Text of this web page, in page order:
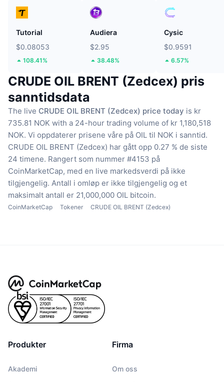
Tutorial
$0.08053
108.41%
Audiera
$2.95
38.48%
Cysic
$0.9591
6.57%
CRUDE OIL BRENT (Zedcex) pris
sanntidsdata
The live CRUDE OIL BRENT (Zedcex) price today is kr
735.81 NOK with a 24-hour trading volume of kr 1,180,518
NOK. Vi oppdaterer prisene våre på OIL til NOK i sanntid.
CRUDE OIL BRENT (Zedcex) har gått opp 0.27 % de siste
24 timene. Rangert som nummer #4153 på
CoinMarketCap, med en live markedsverdi på ikke
tilgjengelig. Antall i omløp er ikke tilgjengelig og et
maksimalt antall er 21,000,000 OIL bitcoin.
CoinMarketCap Tokener CRUDE OIL BRENT (Zedcex)
Produkter
Akademi
Firma
Om oss